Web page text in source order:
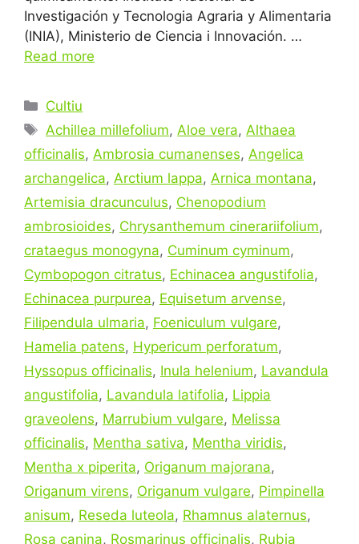
Investigación y Tecnologia Agraria y Alimentaria
(INIA), Ministerio de Ciencia i Innovación. …
Read more
Categories
Cultiu
Tags
Achillea millefolium,Aloe vera,Althaea
officinalis, Ambrosia cumanenses, Angelica
archangelica, Arctium lappa, Arnica montana,
Artemisia dracunculus, Chenopodium
ambrosioides, Chrysanthemum cinerariifolium,
crataegus monogyna, Cuminum cyminum,
Cymbopogon citratus, Echinacea angustifolia,
Echinacea purpurea, Equisetum arvense,
Filipendula ulmaria, Foeniculum vulgare,
Hamelia patens, Hypericum perforatum,
Hyssopus officinalis, Inula helenium, Lavandula
angustifolia, Lavandula latifolia, Lippia
graveolens, Marrubium vulgare, Melissa
officinalis, Mentha sativa, Mentha viridis,
Mentha x piperita, Origanum majorana,
Origanum virens, Origanum vulgare, Pimpinella
anisum, Reseda luteola, Rhamnus alaternus,
Rosa canina, Rosmarinus officinalis, Rubia